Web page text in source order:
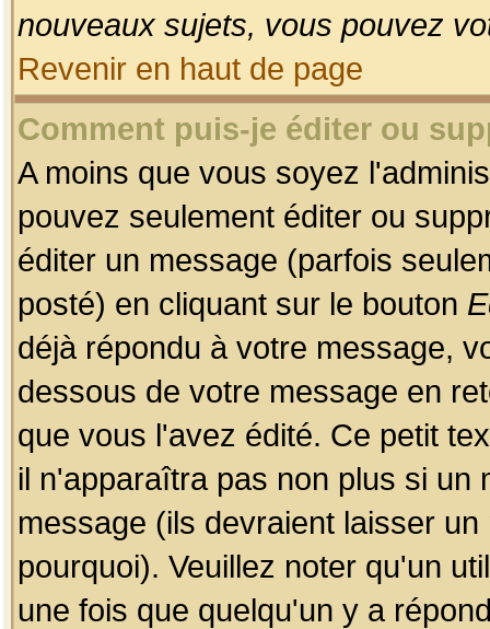
nouveaux sujets, vous pouvez
Revenir en haut de page
Comment puis-je éditer ou
A moins que vous soyez
pouvez seulement éditer ou
éditer un message (parfois
posté) en cliquant sur le bouton
déjà répondu à votre message,
dessous de votre message en
que vous l'avez édité. Ce petit
il n'apparaîtra pas non plus si un
message (ils devraient laisser
pourquoi). Veuillez noter qu'un
une fois que quelqu'un y a